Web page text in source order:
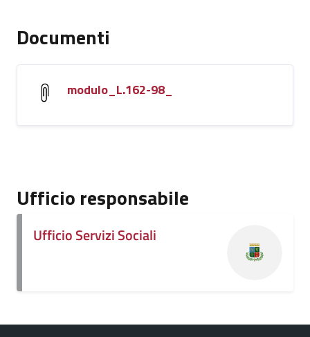
Documenti
modulo_L.162-98_
Ufficio responsabile
Ufficio Servizi Sociali